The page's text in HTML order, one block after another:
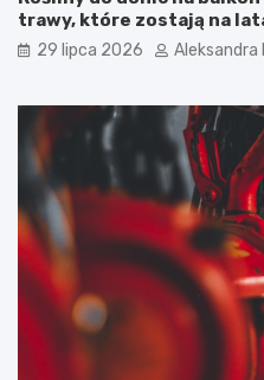
trawy, które zostają na
29 lipca 2026 Aleksandra